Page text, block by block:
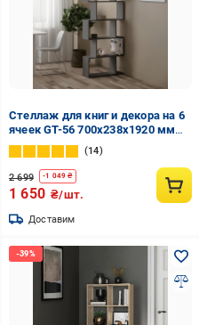
Стеллаж для книг и декора на 6
ячеек GT-56 700х238х1920 мм
Антрацит
14
2 699 -1 049 ₴
1 650 ₴/шт.
Доставим